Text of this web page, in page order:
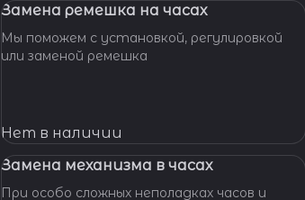
Замена ремешка на часах
Мы поможем с установкой, регулировкой
или заменой ремешка
Нет в наличии
Замена механизма в часах
При особо сложных неполадках часов и